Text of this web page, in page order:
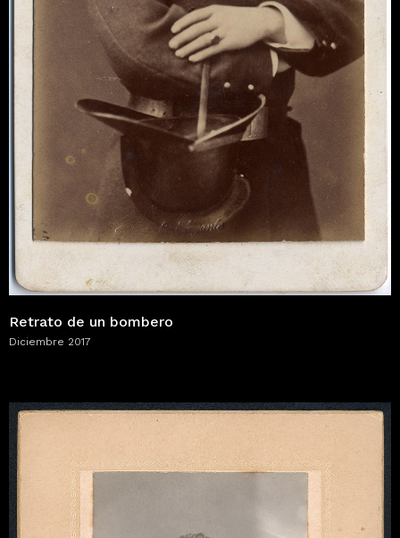
Retrato de un bombero
Diciembre 2017